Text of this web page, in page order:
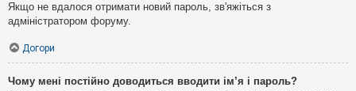
Якщо не вдалося отримати новий пароль, зв'яжіться з
адміністратором форуму.
Догори
Чому мені постійно доводиться вводити ім’я і пароль?